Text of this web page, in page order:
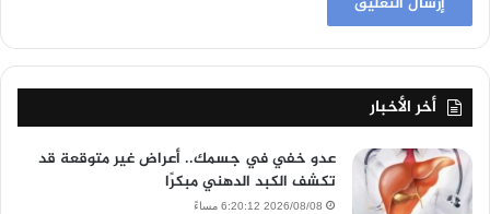
أخر الأخبار
عدو خفي في جسمك.. أعراض غير متوقعة قد
تكشف الكبد الدهني مبكرًا
2026/08/08 6:20:12 مساءً